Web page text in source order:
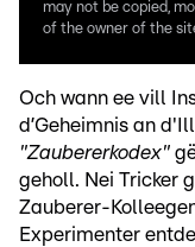
may not be copied,
of the owner of the
Och wann ee vill
d’Geheimnis an
"Zaubererkodex"
geholl. Nei Tricker
Zauberer-
Experimenter